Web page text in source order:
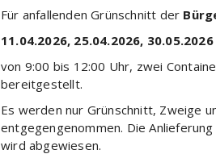
Für anfallenden Grünschnitt der
11.04.2026, 25.04.2026,
von 9:00 bis 12:00 Uhr, zwei
bereitgestellt.
Es werden nur Grünschnitt, Zweige
entgegengenommen. Die
wird abgewiesen.